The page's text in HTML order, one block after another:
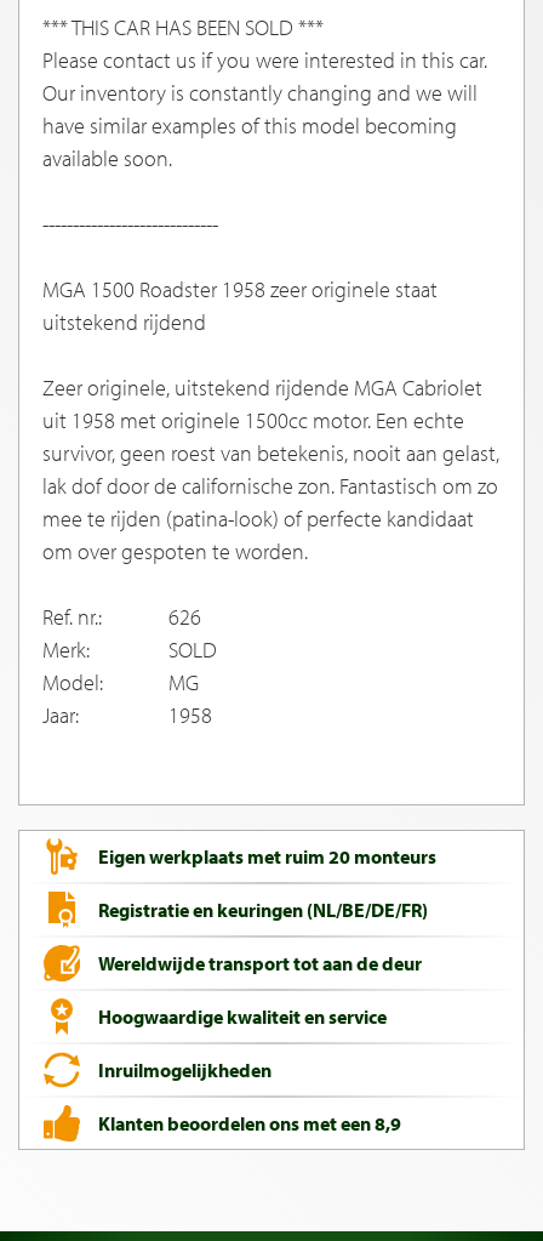
*** THIS CAR HAS BEEN SOLD ***
Please contact us if you were interested in this car.
Our inventory is constantly changing and we will
have similar examples of this model becoming
available soon.
-----------------------------
MGA 1500 Roadster 1958 zeer originele staat
uitstekend rijdend
Zeer originele, uitstekend rijdende MGA Cabriolet
uit 1958 met originele 1500cc motor. Een echte
survivor, geen roest van betekenis, nooit aan gelast,
lak dof door de californische zon. Fantastisch om zo
mee te rijden (patina-look) of perfecte kandidaat
om over gespoten te worden.
Ref. nr.:
626
Merk:
SOLD
Model:
MG
Jaar:
1958
Eigen werkplaats met ruim 20 monteurs
Registratie en keuringen (NL/BE/DE/FR)
Wereldwijde transport tot aan de deur
Hoogwaardige kwaliteit en service
Inruilmogelijkheden
Klanten beoordelen ons met een 8,9